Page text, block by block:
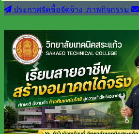
ประกาศจัดซื้อจัดจ้าง ภาพกิจกรรม